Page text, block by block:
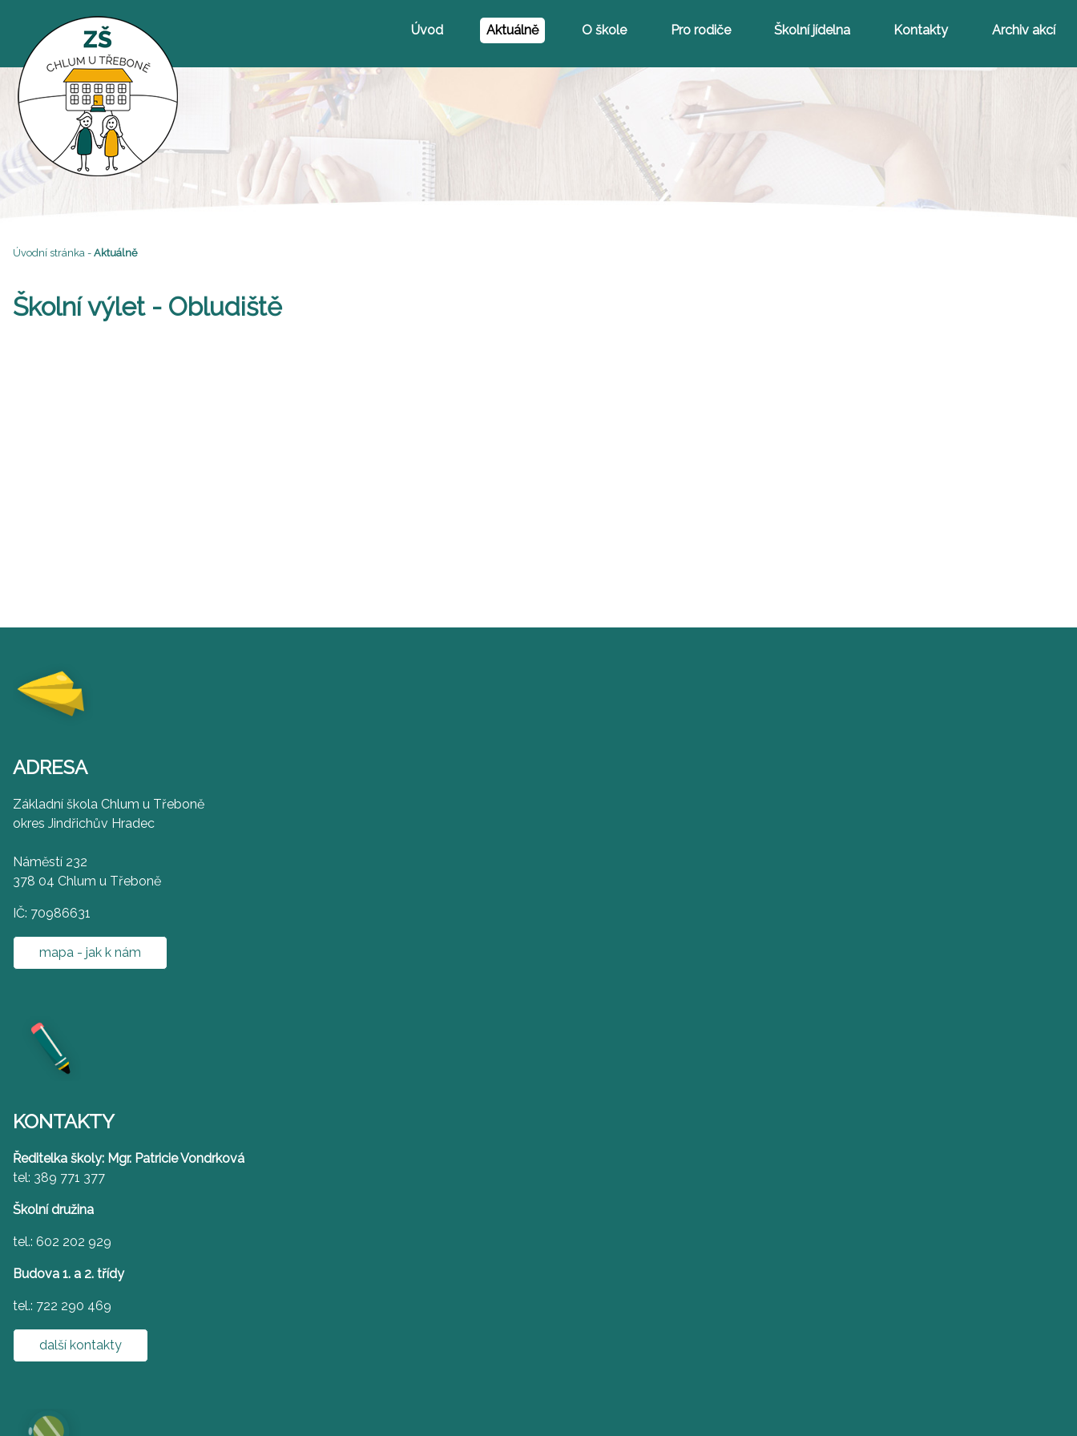
Úvod Aktuálně O škole Pro rodiče Školní jídelna Kontakty Archiv akcí
Úvodní stránka - Aktuálně
Školní výlet - Obludiště
ADRESA
Základní škola Chlum u Třeboně
okres Jindřichův Hradec
Náměstí 232
378 04 Chlum u Třeboně
IČ: 70986631
mapa - jak k nám
KONTAKTY
Ředitelka školy: Mgr. Patricie Vondrková
tel: 389 771 377
Školní družina
tel.: 602 202 929
Budova 1. a 2. třídy
tel.: 722 290 469
další kontakty